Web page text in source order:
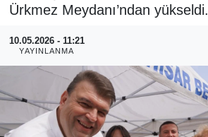
Ürkmez Meydanı’ndan yükseldi.
10.05.2026 - 11:21
YAYINLANMA
ASAYİŞ
RESMİ REKLAM
Haber Arşivi